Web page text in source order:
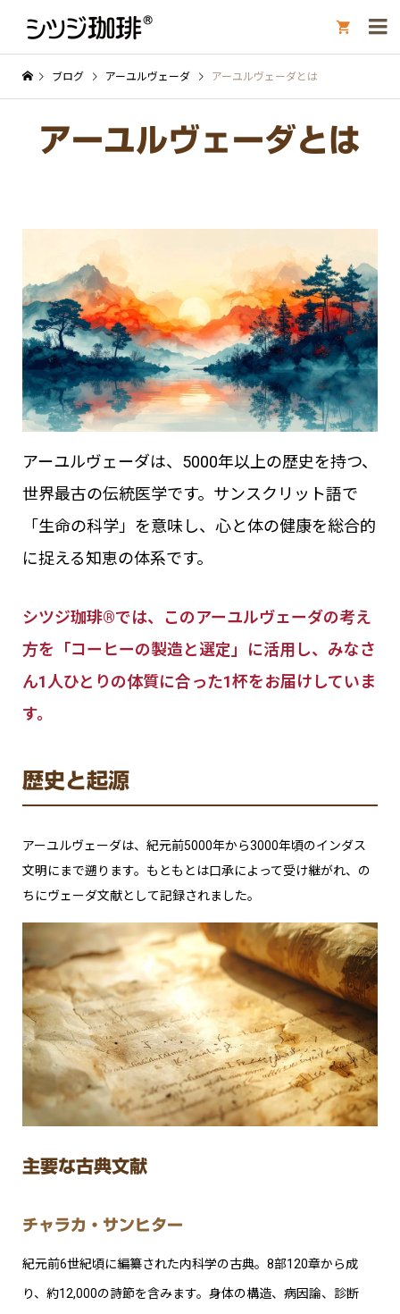

ブログ アーユルヴェーダ アーユルヴェーダとは
アーユルヴェーダとは
アーユルヴェーダは、5000年以上の歴史を持つ、
世界最古の伝統医学です。サンスクリット語で
「生命の科学」を意味し、心と体の健康を総合的
に捉える知恵の体系です。
シツジ珈琲®では、このアーユルヴェーダの考え
方を「コーヒーの製造と選定」に活用し、みなさ
ん1人ひとりの体質に合った1杯をお届けしていま
す。
歴史と起源
アーユルヴェーダは、紀元前5000年から3000年頃のインダス
文明にまで遡ります。もともとは口承によって受け継がれ、の
ちにヴェーダ文献として記録されました。
主要な古典文献
チャラカ・サンヒター
紀元前6世紀頃に編纂された内科学の古典。8部120章から成
り、約12,000の詩節を含みます。身体の構造、病因論、診断